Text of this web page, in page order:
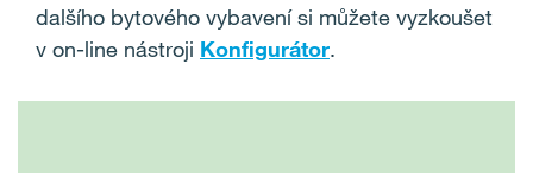
dalšího bytového vybavení si můžete vyzkoušet
v on-line nástroji Konfigurátor.